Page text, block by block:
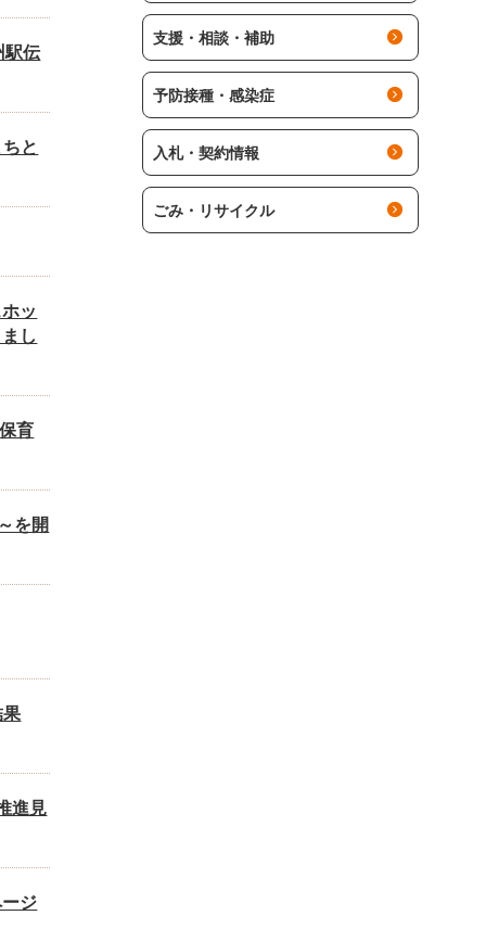
駅伝
と
ッ
し
育
を開
進見
ジ
支援・相談・補助
予防接種・感染症
入札・契約情報
ごみ・リサイクル